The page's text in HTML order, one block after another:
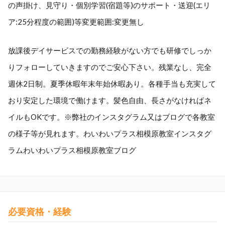
の声掛け、見守り・個別学習(宿題等)のサポート・送迎(エリ
ア:25分程度の範囲)等変更範囲:変更無し
放課後デイサービスでの勤務経験がない方でも研修でしっか
りフォローしていきますのでご安心下さい。残業なし、完全
週休2日制。夏季休暇年末年始休暇あり。各種手当も充実して
おり安定した環境で働けます。髪色自由、長さがなければネ
イルもOKです。※弊社のインスタグラム又はブログで各教室
の様子等が見れます。わいわいプラス相模原教室インスタグ
ラムわいわいプラス相模原教室ブログ
必要資格・経験